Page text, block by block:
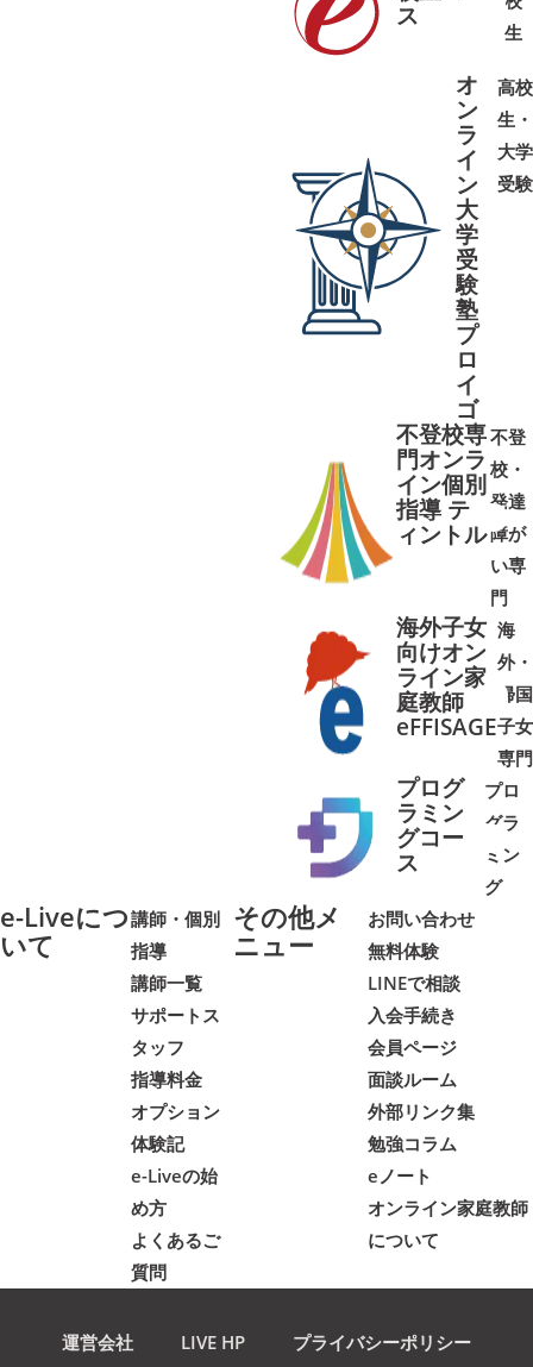
ス
生
➜➜
オ
ン
ラ
イ
ン
大
学
受
験
塾
プ
ロ
イ
ゴ
高校
生・
大学
受験
不登校専
門オンラ
イン個別
指導 テ
ィントル
不登
校・
発達
障が
い専
門
➜➜
海外子女
向けオン
ライン家
庭教師
eFFISAGE
海
外・
帰国
子女
専門
➜➜
プログ
ラミン
グコー
ス
プロ
グラ
ミン
グ
➜➜
e-Liveにつ
いて
講師・個別
指導
講師一覧
サポートス
タッフ
指導料金
オプション
体験記
e-Liveの始
め方
よくあるご
質問
その他メ
ニュー
お問い合わせ
無料体験
LINEで相談
入会手続き
会員ページ
面談ルーム
外部リンク集
勉強コラム
eノート
オンライン家庭教師
について
運営会社 LIVE HP プライバシーポリシー